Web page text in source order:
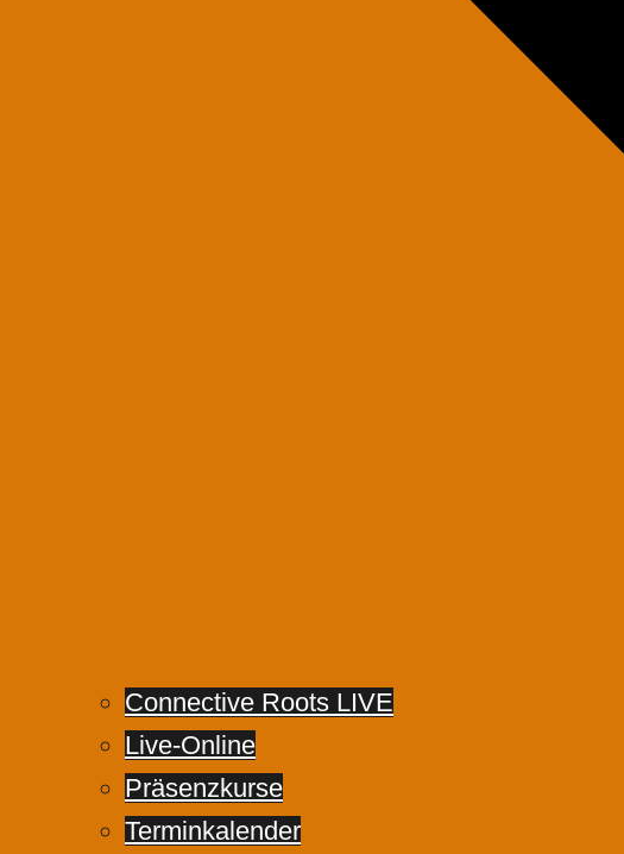
Connective Roots LIVE
Live-Online
Präsenzkurse
Terminkalender